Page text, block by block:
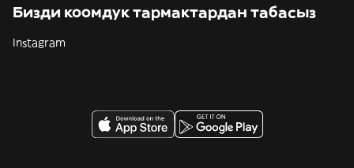
Бизди коомдук тармактардан табасыз
Instagram